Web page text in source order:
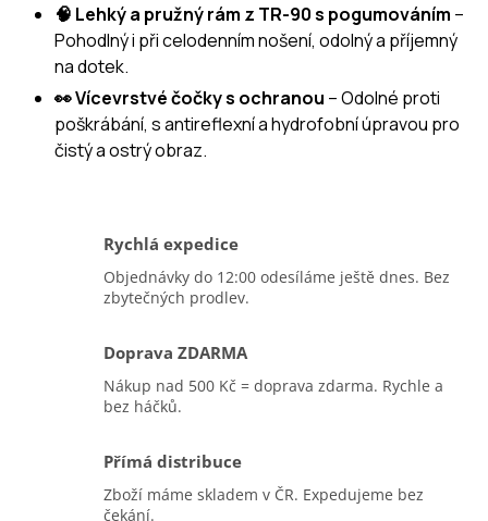
🧠 Lehký a pružný rám z TR-90 s pogumováním –
Pohodlný i při celodenním nošení, odolný a příjemný
na dotek.
👀 Vícevrstvé čočky s ochranou – Odolné proti
poškrábání, s antireflexní a hydrofobní úpravou pro
čistý a ostrý obraz.
Rychlá expedice
Objednávky do 12:00 odesíláme ještě dnes. Bez
zbytečných prodlev.
Doprava ZDARMA
Nákup nad 500 Kč = doprava zdarma. Rychle a
bez háčků.
Přímá distribuce
Zboží máme skladem v ČR. Expedujeme bez
čekání.